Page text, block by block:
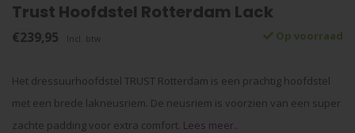
Trust Hoofdstel Rotterdam Lack
€239,95 Incl. btw Op voorraad
Het dressuurhoofdstel TRUST Rotterdam is een prachtig hoofdstel
met een brede lakneusriem. De neusriem is voorzien van een super
zachte padding voor extra comfort. Lees meer..